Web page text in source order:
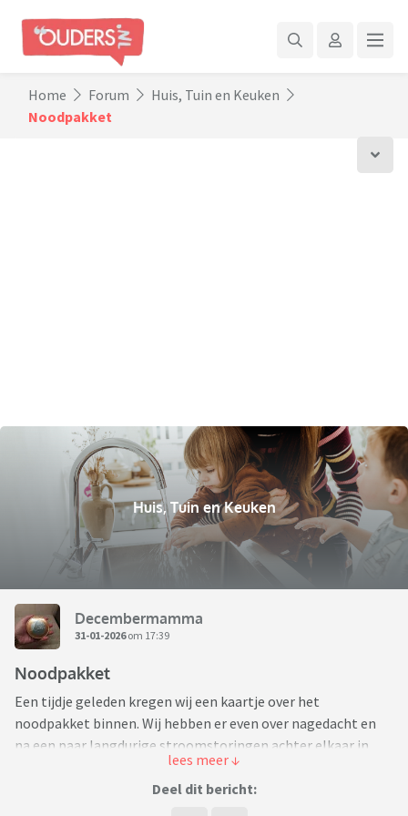
Home Forum
Huis, Tuin en Keuken
Noodpakket
Huis, Tuin en Keuken
Decembermamma
31-01-2026om 17:39
Noodpakket
Een tijdje geleden kregen wij een kaartje over het
noodpakket binnen. Wij hebben er even over nagedacht en
na een paar langdurige stroomstoringen achter elkaar in
onze stad hebben we besloten dat we eigenlijk wel een
noodpakket willen gaan vormen. Om me heen horen we van
Deel dit bericht: